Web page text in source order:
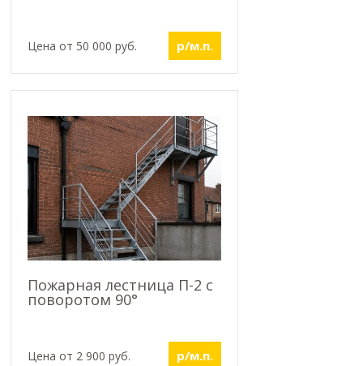
Цена от 50 000 руб. р/м.п.
Пожарная лестница П-2 с
поворотом 90°
Цена от 2 900 руб. р/м.п.